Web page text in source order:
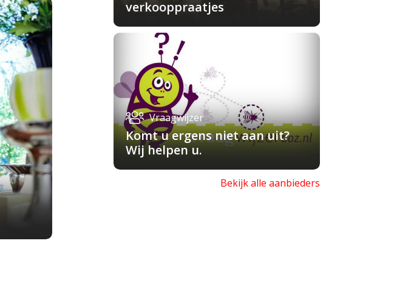
verkooppraatjes
Vraagwijzer
Komt u ergens niet aan uit?
Wij helpen u.
Bekijk alle aanbieders